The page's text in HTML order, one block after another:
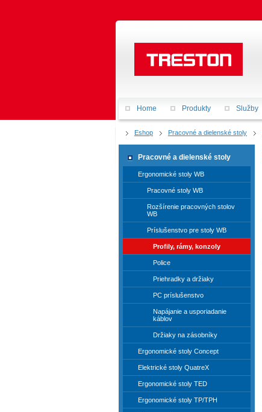
Eshop Pracovné a dielenské stoly
Pracovné a dielenské stoly
Ergonomické stoly WB
Pracovné stoly WB
Rozšírenie pracovných stolov
WB
Príslušenstvo pre stoly WB
Profily, rámy, konzoly
Police
Priehradky a držiaky
PC príslušenstvo
Napájanie a usporiadanie
káblov
Držiaky na zásobníky
Ergonomické stoly Concept
Elektrické stoly QuatreX
Ergonomické stoly TED
Ergonomické stoly TP/TPH
Home Produkty Služby